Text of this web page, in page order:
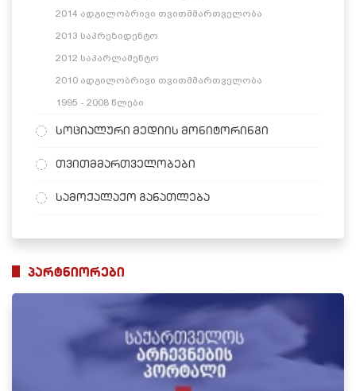
2014 ადგილობრივი თვითმმართველობა
2013 საპრეზიდენტო
2012 საპარლამენტო
2010 ადგილობრივი თვითმმართველობა
1995 - 2008 წლები
სოციალური მედიის მონიტორინგი
თვითმმართველობები
სამოქალაქო განათლება
პარტნიორები